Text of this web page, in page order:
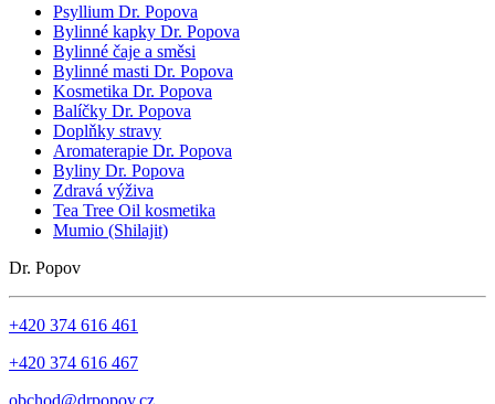
Psyllium Dr. Popova
Bylinné kapky Dr. Popova
Bylinné čaje a směsi
Bylinné masti Dr. Popova
Kosmetika Dr. Popova
Balíčky Dr. Popova
Doplňky stravy
Aromaterapie Dr. Popova
Byliny Dr. Popova
Zdravá výživa
Tea Tree Oil kosmetika
Mumio (Shilajit)
Dr. Popov
+420 374 616 461
+420 374 616 467
obchod@drpopov.cz